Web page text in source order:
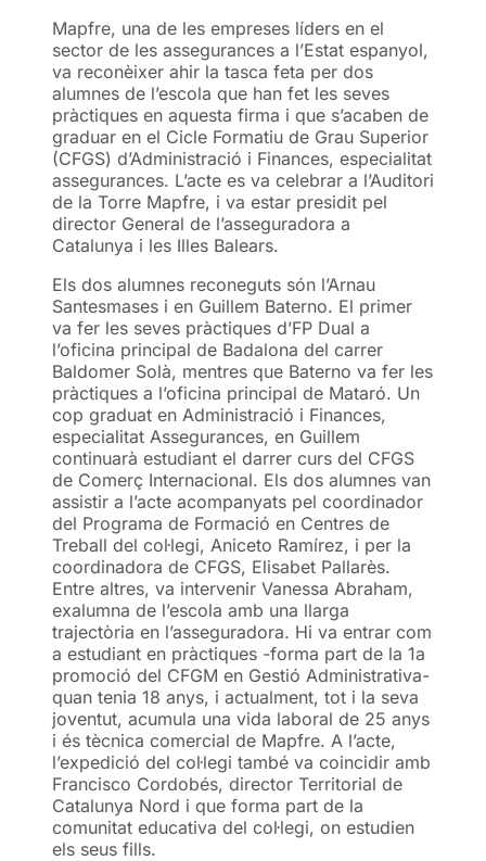
Mapfre, una de les empreses líders en el
sector de les assegurances a l’Estat espanyol,
va reconèixer ahir la tasca feta per dos
alumnes de l’escola que han fet les seves
pràctiques en aquesta firma i que s’acaben de
graduar en el Cicle Formatiu de Grau Superior
(CFGS) d’Administració i Finances, especialitat
assegurances. L’acte es va celebrar a l’Auditori
de la Torre Mapfre, i va estar presidit pel
director General de l’asseguradora a
Catalunya i les Illes Balears.
Els dos alumnes reconeguts són l’Arnau
Santesmases i en Guillem Baterno. El primer
va fer les seves pràctiques d’FP Dual a
l’oficina principal de Badalona del carrer
Baldomer Solà, mentres que Baterno va fer les
pràctiques a l’oficina principal de Mataró. Un
cop graduat en Administració i Finances,
especialitat Assegurances, en Guillem
continuarà estudiant el darrer curs del CFGS
de Comerç Internacional. Els dos alumnes van
assistir a l’acte acompanyats pel coordinador
del Programa de Formació en Centres de
Treball del col·legi, Aniceto Ramírez, i per la
coordinadora de CFGS, Elisabet Pallarès.
Entre altres, va intervenir Vanessa Abraham,
exalumna de l’escola amb una llarga
trajectòria en l’asseguradora. Hi va entrar com
a estudiant en pràctiques -forma part de la 1a
promoció del CFGM en Gestió Administrativa-
quan tenia 18 anys, i actualment, tot i la seva
joventut, acumula una vida laboral de 25 anys
i és tècnica comercial de Mapfre. A l’acte,
l’expedició del col·legi també va coincidir amb
Francisco Cordobés, director Territorial de
Catalunya Nord i que forma part de la
comunitat educativa del col·legi, on estudien
els seus fills.